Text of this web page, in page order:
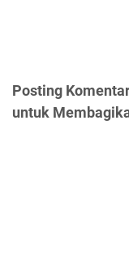
Posting
untuk